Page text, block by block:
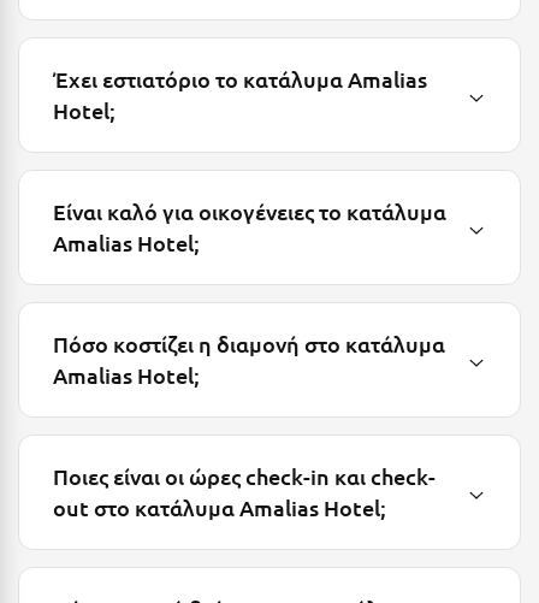
Λέσβος
Λευκάδα
Λήμνος
Λιτόχωρο
Λουτρά Πόζαρ
Λουτρά Υπάτης
Λουτράκι
Λούτσα
Μάνη
Μαραθώνας Αττικής
Έχει εστιατόριο το κατάλυμα Amalias
Hotel;
Είναι καλό για οικογένειες το κατάλυμα
Amalias Hotel;
Πόσο κοστίζει η διαμονή στο κατάλυμα
Amalias Hotel;
Ποιες είναι οι ώρες check-in και check-
out στο κατάλυμα Amalias Hotel;